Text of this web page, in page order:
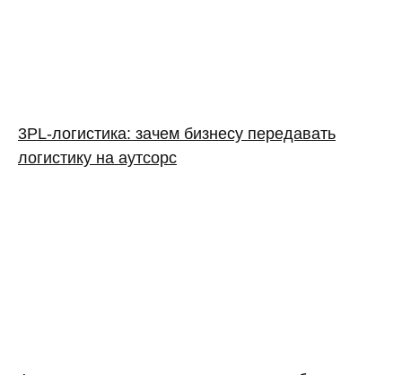
3PL‑логистика: зачем бизнесу передавать
логистику на аутсорс